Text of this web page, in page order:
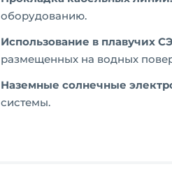
оборудованию.
Использование в плавучих
размещенных на водных
Наземные солнечные
системы.